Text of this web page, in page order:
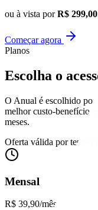
ou à vista porR$ 299,00
Começar agora
Planos
Escolha o
O Anual é escolhido
melhor custo-benefício
meses.
Oferta válida por tempo
Mensal
R$ 39,90/mês